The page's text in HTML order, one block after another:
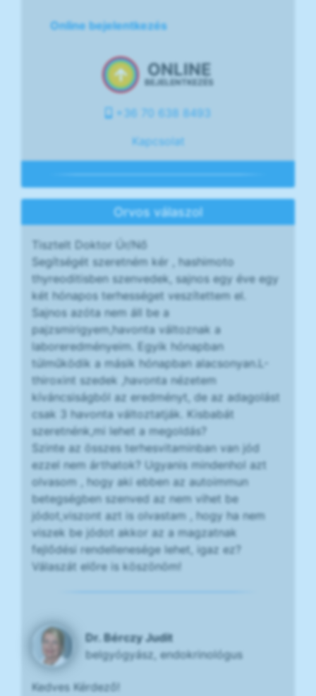
Online bejelentkezés
ONLINE
BEJELENTKEZÉS
+36 70 638 8493
Kapcsolat
Orvos válaszol
Tisztelt Doktor Úr/Nő
Segítségét szeretném kér , hashimoto
thyreoditisben szenvedek, sajnos egy éve egy
két hónapos terhességet veszítettem el.
Sajnos azóta nem áll be a
pajzsmirigyem,havonta változnak a
laboreredményeim. Egyik hónapban
túlműködik a másik hónapban alacsonyan.L-
thiroxint szedek ,havonta nézetem
kíváncsiságból az eredményt, de az adagolást
csak 3 havonta változtatják. Kisbabát
szeretnénk,mi lehet a megoldás?
Szinte az összes terhesvitaminban van jód
ezzel nem árthatok? Ugyanis mindenhol azt
olvasom , hogy aki ebben az autoimmun
betegségben szenved az nem vihet be
jódot,viszont azt is olvastam , hogy ha nem
viszek be jódot akkor az a magzatnak
fejlődési rendellenesége lehet, igaz ez?
Válaszát előre is köszönöm!
Dr. Bérczy Judit
belgyógyász, endokrinológus
Kedves Kérdező!